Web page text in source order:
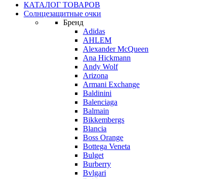
КАТАЛОГ ТОВАРОВ
Солнцезащитные очки
Бренд
Adidas
AHLEM
Alexander McQueen
Ana Hickmann
Andy Wolf
Arizona
Armani Exchange
Baldinini
Balenciaga
Balmain
Bikkembergs
Blancia
Boss Orange
Bottega Veneta
Bulget
Burberry
Bvlgari